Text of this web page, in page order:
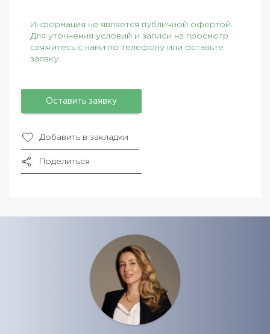
Информация не является публичной офертой.
Для уточнения условий и записи на просмотр
свяжитесь с нами по телефону или оставьте
заявку.
Оставить заявку
Добавить в закладки
Поделиться